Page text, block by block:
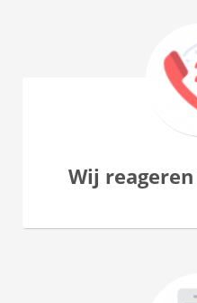
Wij